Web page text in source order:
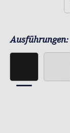
Ausführungen: